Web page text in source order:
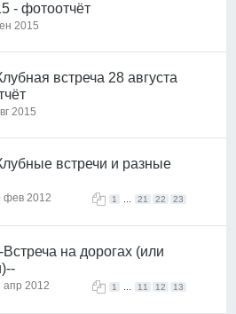
- фотоотчёт
2015
встреча 28 августа
2015
встречи и разные
1 21 22 23
фев 2012
на дорогах (или
1 11 12 13
апр 2012